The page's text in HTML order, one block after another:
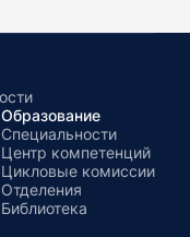
Образование
Специальности
Центр компетенций
Цикловые комиссии
Отделения
Библиотека